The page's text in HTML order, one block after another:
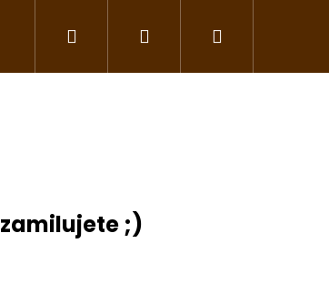
a závlaha Nářadí a pomůcky
Hledat PřihlášeníNákupní
;)